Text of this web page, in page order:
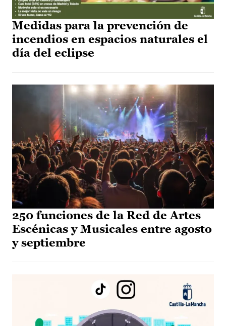
Medidas para la prevención de
incendios en espacios naturales el
día del eclipse
250 funciones de la Red de Artes
Escénicas y Musicales entre agosto
y septiembre